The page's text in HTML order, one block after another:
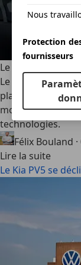
Le Kia PV5 se
Le Kia PV5 élargit
places. Le
modularité sans
technologies.
Félix Bouland ·
Lire la suite
Le Kia PV5 se
Nous
Protection
fournisseurs